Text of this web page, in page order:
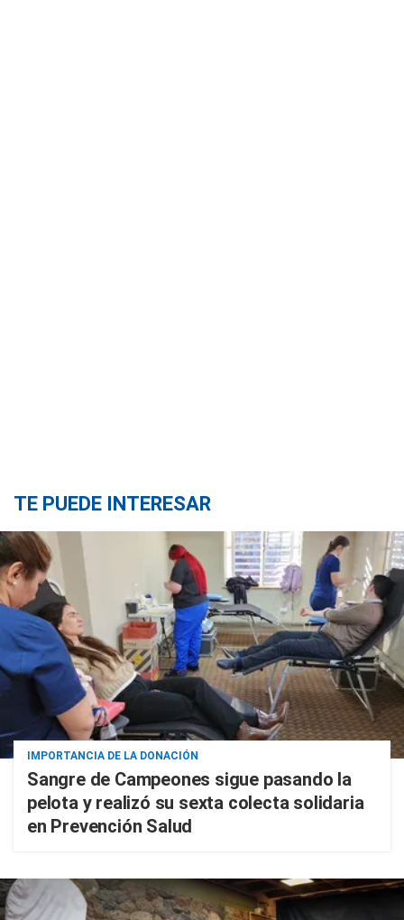
TE PUEDE INTERESAR
IMPORTANCIA DE LA DONACIÓN
Sangre de Campeones sigue pasando la
pelota y realizó su sexta colecta solidaria
en Prevención Salud